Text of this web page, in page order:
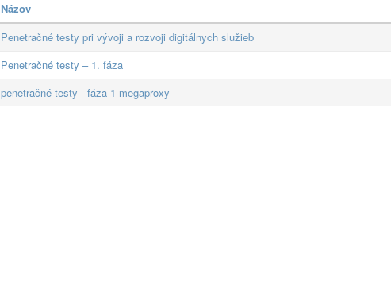
Názov
Penetračné testy pri vývoji a rozvoji digitálnych služieb
Penetračné testy – 1. fáza
penetračné testy - fáza 1 megaproxy